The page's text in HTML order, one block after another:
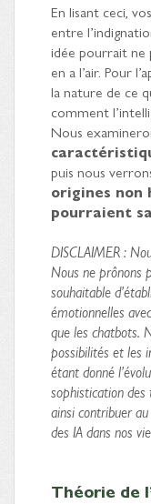
En lisant ceci,
entre
idée pourrait ne
en a l’air. Pour
la nature de ce
comment
Nous
puis nous
origines non
pourraient
DISCLAIMER :
Nous ne prônons
souhaitable
émotionnelles
que les chatbots.
possibilités et les
étant donné
sophistication des
ainsi contribuer
des IA dans nos
Théorie de